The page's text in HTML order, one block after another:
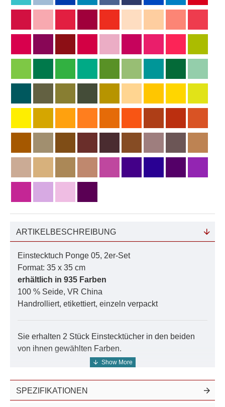
ARTIKELBESCHREIBUNG
Einstecktuch Ponge 05, 2er-Set
Format: 35 x 35 cm
erhältlich in 935 Farben
100 % Seide, VR China
Handrolliert, etikettiert, einzeln verpackt
Sie erhalten 2 Stück Einstecktücher in den beiden
von ihnen gewählten Farben.
Seidenstoffe, Tücher und Schals aus Ponge 06
SPEZIFIKATIONEN